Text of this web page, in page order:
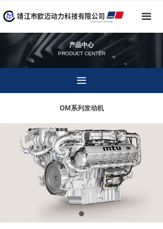
끀
OM系列发动机
产品中心
PRODUCT CENTER
끀